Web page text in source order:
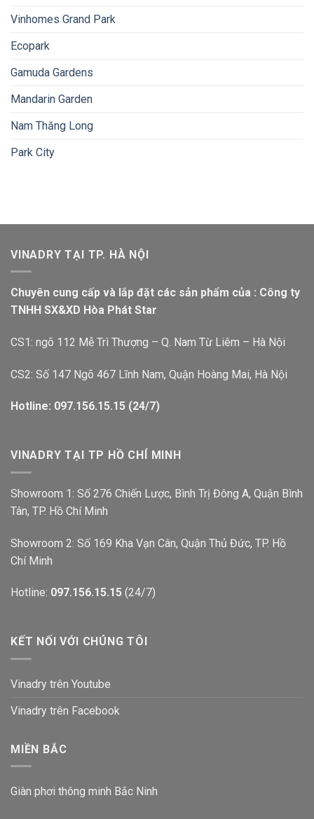
Vinhomes Grand Park
Ecopark
Gamuda Gardens
Mandarin Garden
Nam Thăng Long
Park City
VINADRY TẠI TP. HÀ NỘI
Chuyên cung cấp và lắp đặt các sản phẩm của : Công ty
TNHH SX&XD Hòa Phát Star
CS1: ngõ 112 Mễ Trì Thượng – Q. Nam Từ Liêm – Hà Nội
CS2: Số 147 Ngõ 467 Lĩnh Nam, Quận Hoàng Mai, Hà Nội
Hotline: 097.156.15.15 (24/7)
VINADRY TẠI TP HỒ CHÍ MINH
Showroom 1: Số 276 Chiến Lược, Bình Trị Đông A, Quận Bình
Tân, TP. Hồ Chí Minh
Showroom 2: Số 169 Kha Vạn Cân, Quận Thủ Đức, TP. Hồ
Chí Minh
Hotline: 097.156.15.15 (24/7)
KẾT NỐI VỚI CHÚNG TÔI
Vinadry trên Youtube
Vinadry trên Facebook
MIỀN BẮC
Giàn phơi thông minh Bắc Ninh